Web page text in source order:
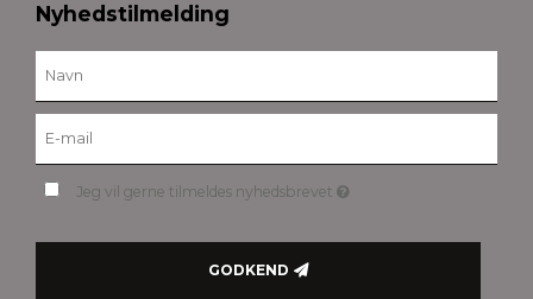
Nyhedstilmelding
Jeg vil gerne tilmeldes nyhedsbrevet
GODKEND